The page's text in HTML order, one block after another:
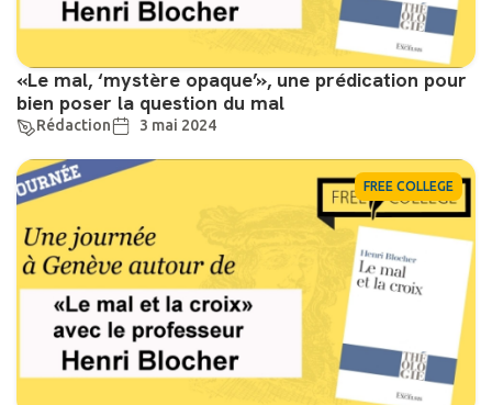
«Le mal, ‘mystère opaque’», une prédication pour
bien poser la question du mal
Rédaction 3 mai 2024
FREE COLLEGE